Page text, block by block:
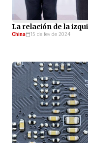
La relación de la
China 15 de fev de 2024